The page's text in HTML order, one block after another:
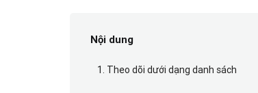
Nội dung
1. Theo dõi dưới dạng danh sách